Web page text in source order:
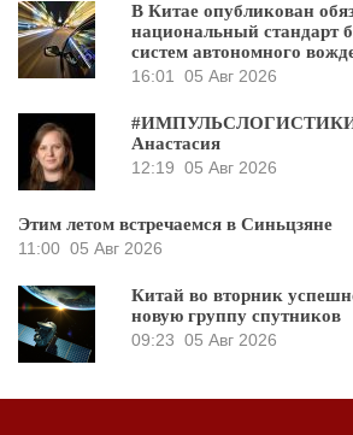
В Китае опубликован
национальный стандарт
систем автономного
16:01
05 Авг 2026
#ИМПУЛЬСЛОГИСТИКИ
Анастасия
12:19 05 Авг 2026
Этим летом встречаемся в Синьцзяне
11:00 05 Авг 2026
Китай во вторник
новую группу спутников
09:23 05 Авг 2026